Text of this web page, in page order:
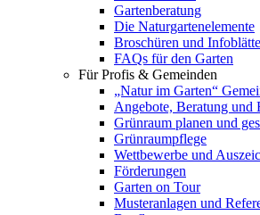
Gartenberatung
Die Naturgartenelemente
Broschüren und
FAQs für den Garten
Für Profis & Gemeinden
„Natur im Garten“
Angebote, Beratung und
Grünraum planen und
Grünraumpflege
Wettbewerbe und
Förderungen
Garten on Tour
Musteranlagen und